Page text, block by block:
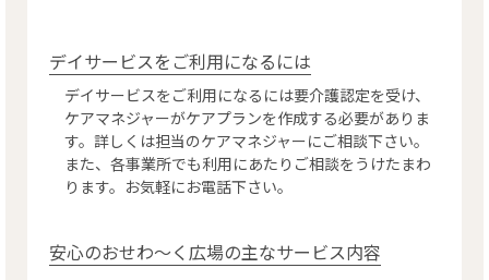
デイサービスをご利用になるには
デイサービスをご利用になるには要介護認定を受け、
ケアマネジャーがケアプランを作成する必要がありま
す。詳しくは担当のケアマネジャーにご相談下さい。
また、各事業所でも利用にあたりご相談をうけたまわ
ります。お気軽にお電話下さい。
安心のおせわ～く広場の主なサービス内容